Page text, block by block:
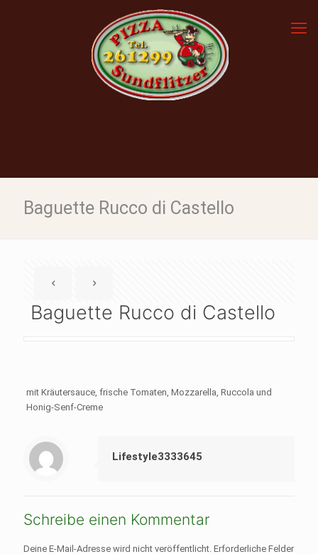
Baguette Rucco di Castello
Baguette Rucco di Castello
mit Kräutersauce, frische Tomaten, Mozzarella, Ruccola und
Honig-Senf-Creme
Lifestyle3333645
Schreibe einen Kommentar
Deine E-Mail-Adresse wird nicht veröffentlicht. Erforderliche Felder